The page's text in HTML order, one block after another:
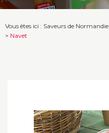
Vous êtes ici : Saveurs de Normandie
> Navet